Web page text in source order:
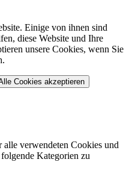
Einige von ihnen sind
diese Website und Ihre
unsere Cookies, wenn Sie
Cookies akzeptieren
verwendeten Cookies und
Kategorien zu